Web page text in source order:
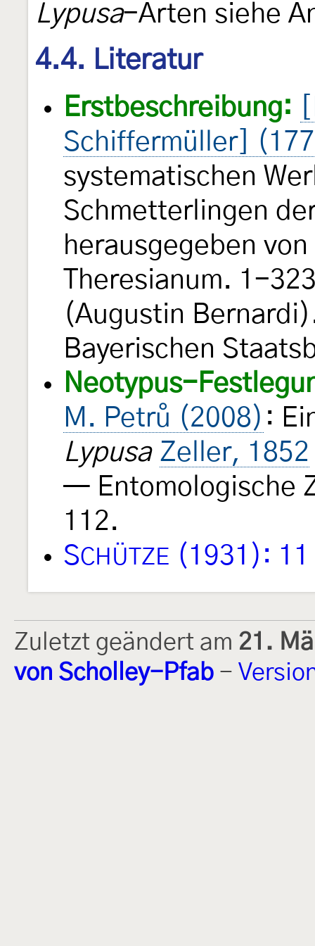
Lypusa-Arten siehe
4.4. Literatur
Erstbeschreibung:
Schiffermüller]
systematischen
Schmetterlingen
herausgegeben
Theresianum. 1-
(Augustin
Bayerischen
Neotypus-
M. Petrů (2008) :
Lypusa Zeller, 1852
— Entomologische
112.
SCHÜTZE (1931): 11
Zuletzt geändert am 21.
von Scholley-Pfab -